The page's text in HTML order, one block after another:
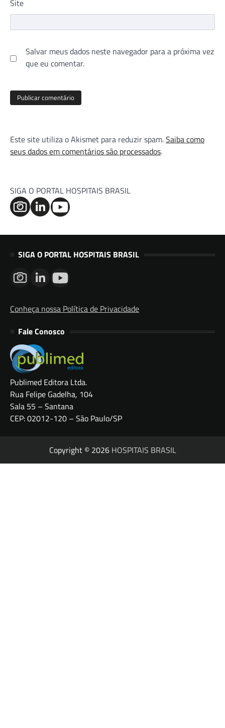
Site
Salvar meus dados neste navegador para a próxima vez
que eu comentar.
Este site utiliza o Akismet para reduzir spam.Saiba como
seus dados em comentários são processados.
SIGA O PORTAL HOSPITAIS BRASIL
SIGA O PORTAL HOSPITAIS BRASIL
Conheça nossa Política de Privacidade
Fale Conosco
Publimed Editora Ltda.
Rua Felipe Gadelha, 104
Sala 55 – Santana
CEP: 02012-120 – São Paulo/SP
Copyright © 2026 HOSPITAIS BRASIL